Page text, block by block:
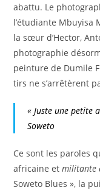
abattu. Le
l’étudiante Mbuyisa
la sœur d’Hector,
photographie
peinture de Dumile
tirs ne s’arrêtèrent
« Juste une petite
Soweto
Ce sont les paroles
africaine etmilitante
Soweto Blues », la